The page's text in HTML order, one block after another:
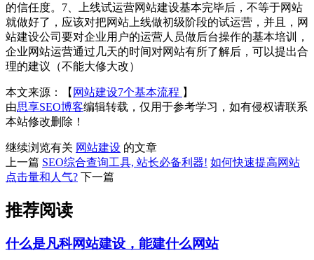
的信任度。7、上线试运营网站建设基本完毕后，不等于网站
就做好了，应该对把网站上线做初级阶段的试运营，并且，网
站建设公司要对企业用户的运营人员做后台操作的基本培训，
企业网站运营通过几天的时间对网站有所了解后，可以提出合
理的建议（不能大修大改）
本文来源：【 网站建设7个基本流程 】
由思享SEO博客编辑转载，仅用于参考学习，如有侵权请联系
本站修改删除！
继续浏览有关 网站建设 的文章
上一篇 SEO综合查询工具, 站长必备利器! 如何快速提高网站
点击量和人气? 下一篇
推荐阅读
什么是凡科网站建设，能建什么网站